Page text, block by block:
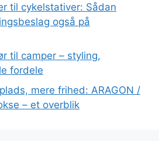
til cykelstativer: Sådan
også på
til camper – styling,
fordele
mere frihed: ARAGON /
– et overblik